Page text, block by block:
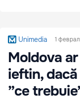
Unimedia 1
Moldova
ieftin,
”ce